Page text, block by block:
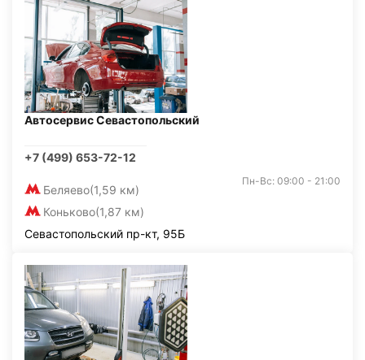
Автосервис Севастопольский
+7 (499) 653-72-12
Беляево(1,59 км)
Коньково(1,87 км)
Пн-Вс: 09:00 - 21:00
Севастопольский пр-кт, 95Б